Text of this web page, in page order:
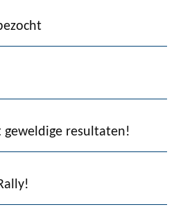
resultaten!